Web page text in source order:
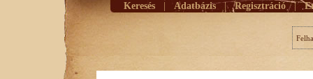
Keresés Adatbázis | Regisztráció |